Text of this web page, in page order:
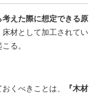
えた際に想定できる原
床材として加工されてい
る。
くべきことは、
『木材